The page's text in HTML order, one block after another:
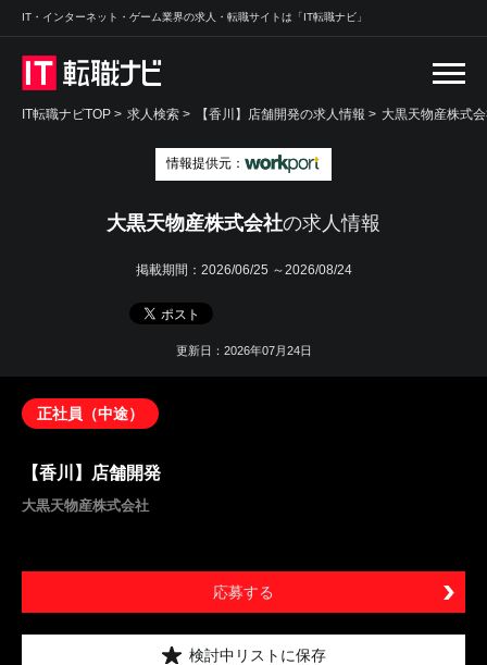
IT・インターネット・ゲーム業界の求人・転職サイトは「IT転職ナビ」
IT転職ナビTOP > 求人検索 > 【香川】店舗開発の求人情報 > 大黒天物産株式
情報提供元：
大黒天物産株式会社の求人情報
掲載期間： 2026/06/25 ～2026/08/24
更新日：2026年07月24日
正社員（中途）
【香川】店舗開発
大黒天物産株式会社
応募する
検討中リストに保存